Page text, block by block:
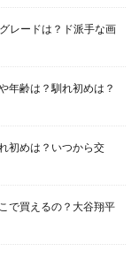
レードは？ド派手な画
年齢は？馴れ初めは？
初めは？いつから交
で買えるの？大谷翔平